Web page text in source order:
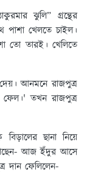
ঝুলি” গ্রন্থের
পাশা খেলতে চাইল।
তো তারই। খেলিতে
আনমনে রাজপুত্র
ফেল।' তখন রাজপুত্র
ছানা নিয়ে
আজ ইঁদুর আসে
দান ফেলিলেন-